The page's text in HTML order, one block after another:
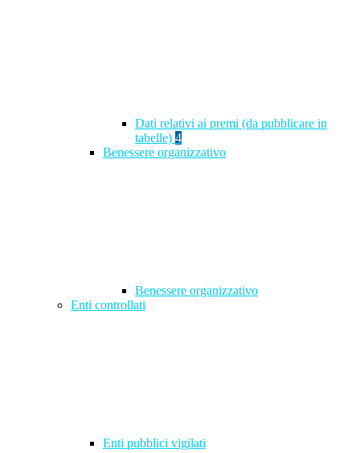
Dati relativi ai premi (da pubblicare in
tabelle) 4
Benessere organizzativo
Benessere organizzativo
Enti controllati
Enti pubblici vigilati